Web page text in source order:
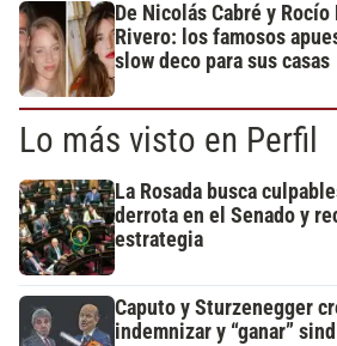
De Nicolás Cabré y Rocío
Rivero: los famosos
slow deco para sus casas
Lo más visto en Perfil
La Rosada busca
derrota en el Senado y
estrategia
Caputo y Sturzenegger
indemnizar y “ganar”